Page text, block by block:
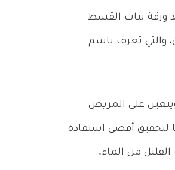
ورقة نبات القسط
والتي تعرف باسم
على المريض
في الصباح وفي المساء، ويجب أن تستمر هذه الجرعة لمدة 30 يومًا لتحقيق أقصى استفادة
من الماء.